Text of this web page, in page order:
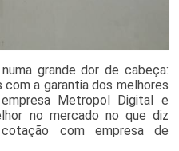
grande dor de cabeça:
a garantia dos melhores
Metropol Digital e
no mercado no que diz
com empresa de